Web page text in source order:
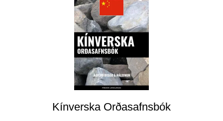
Kínverska Orðasafnsbók